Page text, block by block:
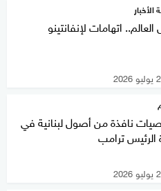
الأخبار
اتهامات لإنفانتينو
نافذة من أصول لبنانية في
الرئيس ترامب